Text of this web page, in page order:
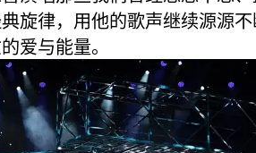
旋律，用他的歌声继续源源
爱与能量。